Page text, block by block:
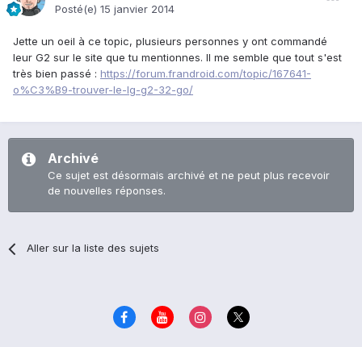
Posté(e) 15 janvier 2014
Jette un oeil à ce topic, plusieurs personnes y ont commandé
leur G2 sur le site que tu mentionnes. Il me semble que tout s'est
très bien passé : https://forum.frandroid.com/topic/167641-
o%C3%B9-trouver-le-lg-g2-32-go/
Archivé
Ce sujet est désormais archivé et ne peut plus recevoir
de nouvelles réponses.
Aller sur la liste des sujets